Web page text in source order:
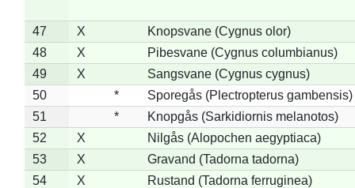
47 X
Knopsvane (Cygnus olor)
48
X
Pibesvane (Cygnus columbianus)
49
X
Sangsvane (Cygnus cygnus)
50
*
Sporegås (Plectropterus gambensis)
51
*
Knopgås (Sarkidiornis melanotos)
52
X
Nilgås (Alopochen aegyptiaca)
53
X
Gravand (Tadorna tadorna)
54
X
Rustand (Tadorna ferruginea)